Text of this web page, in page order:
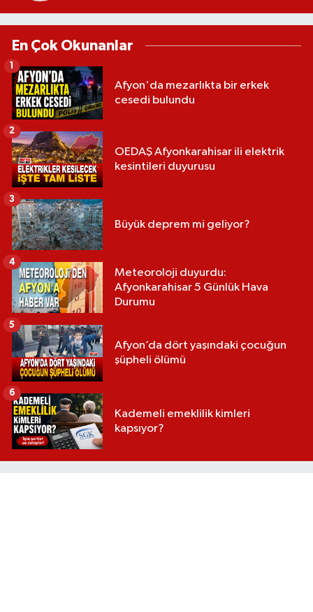
En Çok Okunanlar
Afyon'da mezarlıkta bir erkek
cesedi bulundu
1
OEDAŞ Afyonkarahisar ili elektrik
kesintileri duyurusu
2
Büyük deprem mi geliyor?
3
Meteoroloji duyurdu:
Afyonkarahisar 5 Günlük Hava
Durumu
4
Afyon’da dört yaşındaki çocuğun
şüpheli ölümü
5
Kademeli emeklilik kimleri
kapsıyor?
6